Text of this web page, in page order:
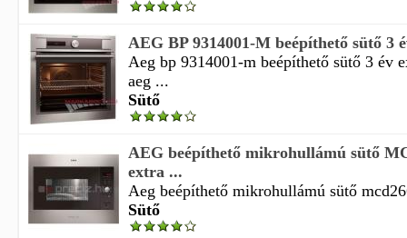
AEG BP 9314001-M beépíthető sütő 3
Aeg bp 9314001-m beépíthető sütő 3 év
aeg ...
Sütő
AEG beépíthető mikrohullámú sütő
extra ...
Aeg beépíthető mikrohullámú sütő
Sütő